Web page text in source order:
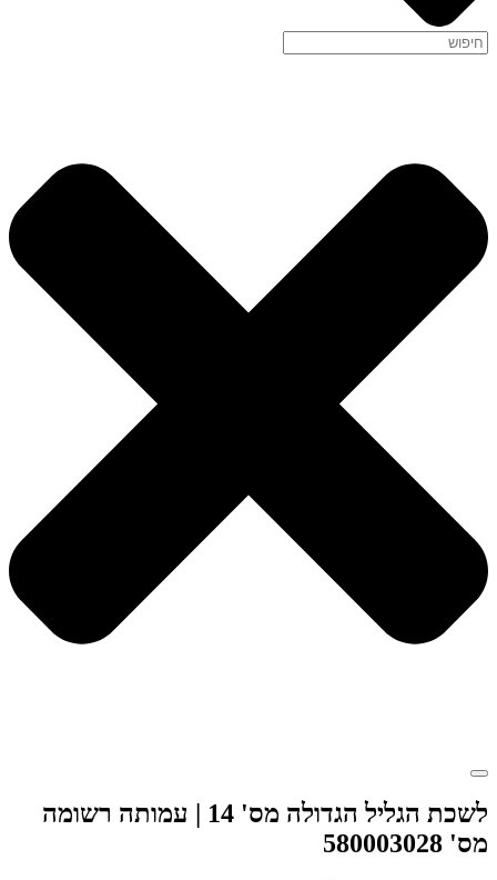
לשכת הגליל הגדולה מס' 14 | עמותה רשומה
מס' 580003028